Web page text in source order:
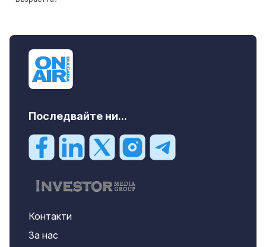
Последвайте ни...
Контакти
За нас